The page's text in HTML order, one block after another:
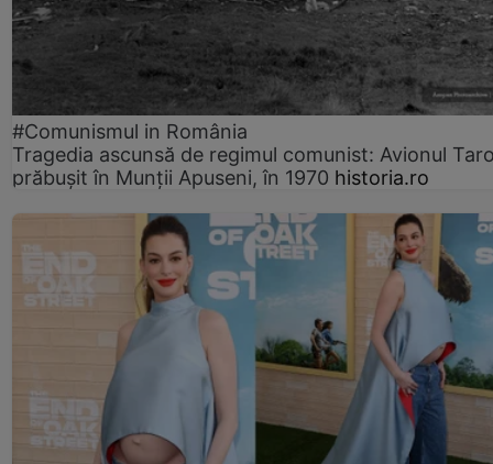
#Comunismul in România
Tragedia ascunsă de regimul comunist: Avionul
prăbușit în Munții Apuseni, în 1970 historia.ro